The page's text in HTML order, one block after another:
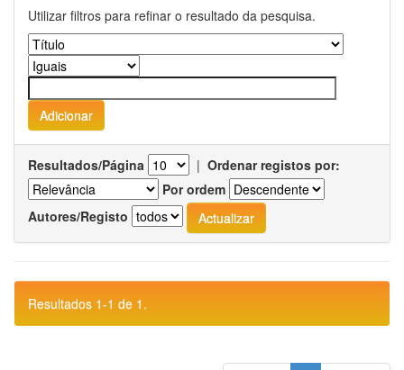
Utilizar filtros para refinar o resultado da pesquisa.
Resultados/Página | Ordenar registos por:
Por ordem
Autores/Registo
Resultados 1-1 de 1.